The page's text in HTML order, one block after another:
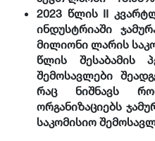
2023 წლის II
ინდუსტრიაში
მილიონი ლარის
წლის შესაბამის
შემოსავლები
რაც ნიშნავს
ორგანიზაციებს
საკომისიო